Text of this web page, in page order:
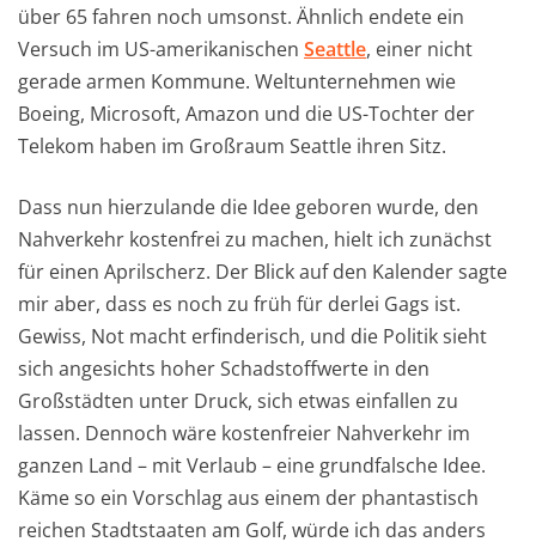
über 65 fahren noch umsonst. Ähnlich endete ein
Versuch im US-amerikanischen Seattle, einer nicht
gerade armen Kommune. Weltunternehmen wie
Boeing, Microsoft, Amazon und die US-Tochter der
Telekom haben im Großraum Seattle ihren Sitz.
Dass nun hierzulande die Idee geboren wurde, den
Nahverkehr kostenfrei zu machen, hielt ich zunächst
für einen Aprilscherz. Der Blick auf den Kalender sagte
mir aber, dass es noch zu früh für derlei Gags ist.
Gewiss, Not macht erfinderisch, und die Politik sieht
sich angesichts hoher Schadstoffwerte in den
Großstädten unter Druck, sich etwas einfallen zu
lassen. Dennoch wäre kostenfreier Nahverkehr im
ganzen Land – mit Verlaub – eine grundfalsche Idee.
Käme so ein Vorschlag aus einem der phantastisch
reichen Stadtstaaten am Golf, würde ich das anders